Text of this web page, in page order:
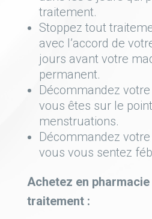
traitement.
Stoppez tout
avec l’accord de
jours avant votre
permanent.
Décommandez
vous êtes sur le
menstruations.
Décommandez
vous vous sentez
Achetez en pharmacie
traitement :